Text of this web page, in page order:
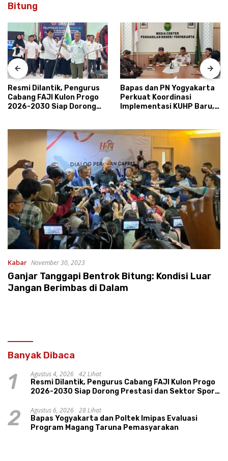
Bitung
Resmi Dilantik, Pengurus
Cabang FAJI Kulon Progo
2026-2030 Siap Dorong
Bapas dan PN Yogyakarta
Perkuat Koordinasi
Implementasi KUHP Baru,
Kabar November 30, 2023
Ganjar Tanggapi Bentrok Bitung: Kondisi Luar
Jangan Berimbas di Dalam
Banyak Dibaca
1 Agustus 4, 2026 42 Lihat
Resmi Dilantik, Pengurus Cabang FAJI Kulon Progo
2026-2030 Siap Dorong Prestasi dan Sektor Sport
2 Agustus 6, 2026 28 Lihat
Bapas Yogyakarta dan Poltek Imipas Evaluasi
Program Magang Taruna Pemasyarakan